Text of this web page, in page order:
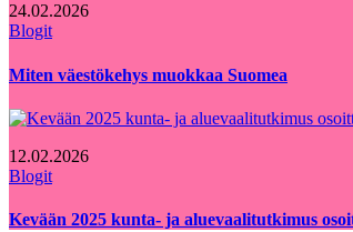
24.02.2026
Blogit
Miten väestökehys muokkaa Suomea
12.02.2026
Blogit
Kevään 2025 kunta- ja aluevaalitutkimus